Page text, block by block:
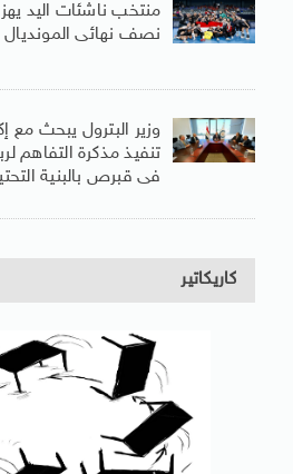
منتخب ناشئات اليد
نصف نهائى
وزير البترول يبحث مع
تنفيذ مذكرة التفاهم
فى قبرص بالبنية
كاريكاتير